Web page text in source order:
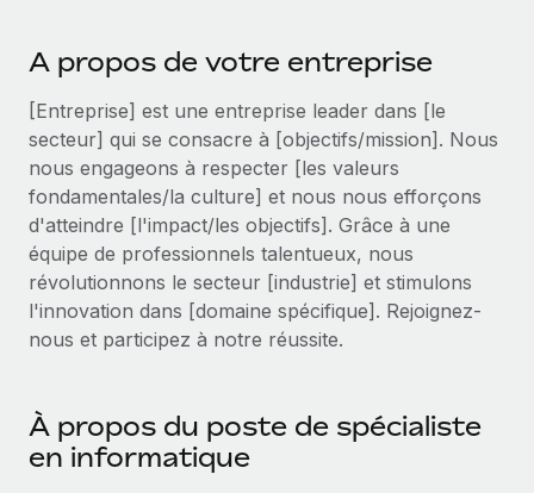
Demandez aux experts
Recevez des conseils d’experts sur les RH à
l’international et la conformité
Contrôles d’antécédents
Simplifiez vos processus de présélection des
candidats
Remote Watchtower
Gestion des appareils
Devenir partenaire
Explorez avec nous vos opportunités de partenariat
Remote Build
Bientôt disponible
Conseil en intégrations et automatisations assistées par
l’IA
ÉTUDES DE CAS
Salle de presse
Données sur les salaires et les talents
Centre de ressources
Obtenir de l’aide
Voir toutes les ressources
BLOG
EOR et PEO
A propos de votre entreprise
[Entreprise] est une entreprise leader dans [le
secteur] qui se consacre à [objectifs/mission]. Nous
nous engageons à respecter [les valeurs
fondamentales/la culture] et nous nous efforçons
d'atteindre [l'impact/les objectifs]. Grâce à une
équipe de professionnels talentueux, nous
révolutionnons le secteur [industrie] et stimulons
l'innovation dans [domaine spécifique]. Rejoignez-
nous et participez à notre réussite.
À propos du poste de spécialiste
en informatique